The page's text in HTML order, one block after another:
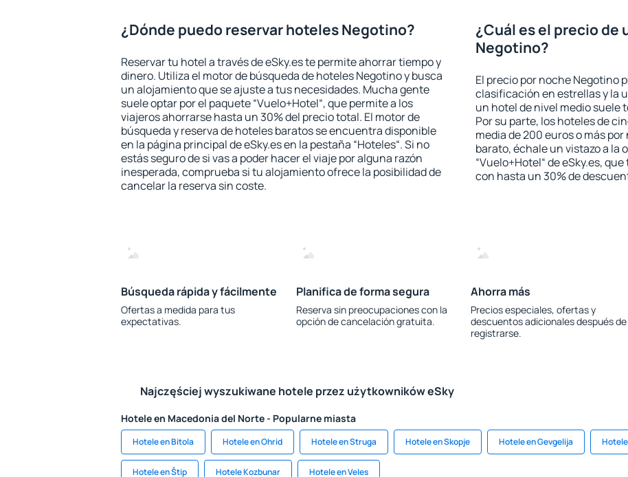
¿Dónde puedo reservar hoteles Negotino?
Reservar tu hotel a través de eSky.es te permite ahorrar tiempo y
dinero. Utiliza el motor de búsqueda de hoteles Negotino y busca
un alojamiento que se ajuste a tus necesidades. Mucha gente
suele optar por el paquete “Vuelo+Hotel“, que permite a los
viajeros ahorrarse hasta un 30% del precio total. El motor de
búsqueda y reserva de hoteles baratos se encuentra disponible
en la página principal de eSky.es en la pestaña “Hoteles“. Si no
estás seguro de si vas a poder hacer el viaje por alguna razón
inesperada, comprueba si tu alojamiento ofrece la posibilidad de
cancelar la reserva sin coste.
¿Cuál es el precio de
Negotino?
El precio por noche Negotino
clasificación en estrellas y la
un hotel de nivel medio suele
Por su parte, los hoteles de
media de 200 euros o más
barato, échale un vistazo a la
“Vuelo+Hotel“ de eSky.es,
con hasta un 30% de
Búsqueda rápida y fácilmente
Ofertas a medida para tus
expectativas.
Planifica de forma segura
Reserva sin preocupaciones con la
opción de cancelación gratuita.
Ahorra más
Precios especiales, ofertas y
descuentos adicionales después de
registrarse.
Najczęściej wyszukiwane hotele przez użytkowników eSky
Hotele en Macedonia del Norte - Popularne miasta
Hotele en Bitola Hotele en Ohrid Hotele en Struga Hotele en Skopje Hotele en Gevgelija
Hotele en Štip Hotele Kozbunar Hotele en Veles